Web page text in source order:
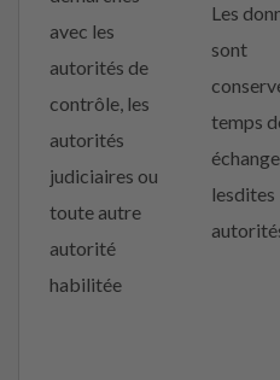
avec les
autorités de
contrôle, les
autorités
judiciaires ou
toute autre
autorité
habilitée
Les
sont
temps
lesdites